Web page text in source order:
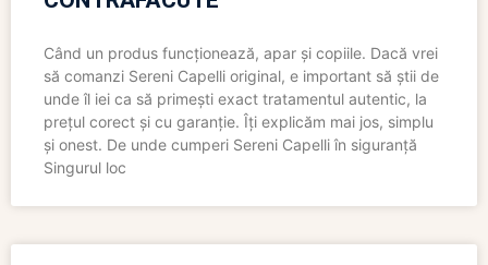
Când un produs funcționează, apar și copiile. Dacă vrei
să comanzi Sereni Capelli original, e important să știi de
unde îl iei ca să primești exact tratamentul autentic, la
prețul corect și cu garanție. Îți explicăm mai jos, simplu
și onest. De unde cumperi Sereni Capelli în siguranță
Singurul loc